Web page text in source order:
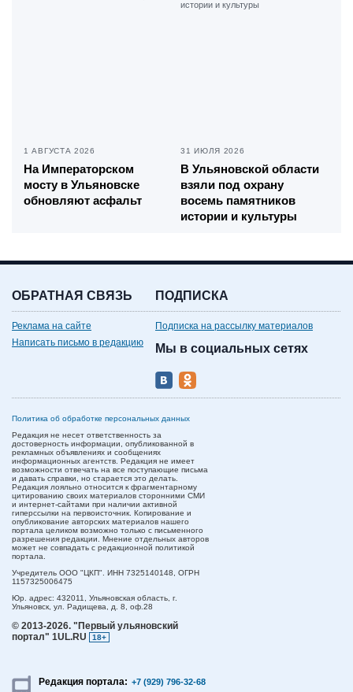
1 АВГУСТА 2026
На Императорском
мосту в Ульяновске
обновляют асфальт
31 ИЮЛЯ 2026
В Ульяновской области
взяли под охрану
восемь памятников
истории и культуры
ОБРАТНАЯ СВЯЗЬ
Реклама на сайте
Написать письмо в редакцию
ПОДПИСКА
Подписка на рассылку материалов
Мы в социальных сетях
Политика об обработке персональных данных
Редакция не несет ответственность за
достоверность информации, опубликованной в
рекламных объявлениях и сообщениях
информационных агентств. Редакция не имеет
возможности отвечать на все поступающие письма
и давать справки, но старается это делать.
Редакция лояльно относится к фрагментарному
цитированию своих материалов сторонними СМИ
и интернет-сайтами при наличии активной
гиперссылки на первоисточник. Копирование и
опубликование авторских материалов нашего
портала целиком возможно только с письменного
разрешения редакции. Мнение отдельных авторов
может не совпадать с редакционной политикой
портала.
Учредитель ООО "ЦКП". ИНН 7325140148, ОГРН
1157325006475
Юр. адрес: 432011, Ульяновская область, г.
Ульяновск, ул. Радищева, д. 8, оф.28
© 2013-2026. "Первый ульяновский
портал" 1UL.RU
18+
Редакция портала: +7 (929) 796-32-68